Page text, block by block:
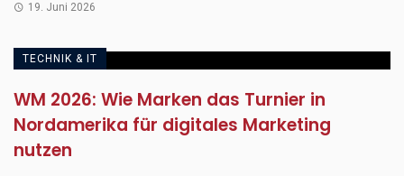
19. Juni 2026
TECHNIK & IT
WM 2026: Wie Marken das Turnier in
Nordamerika für digitales Marketing
nutzen